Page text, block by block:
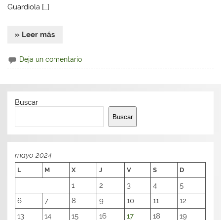
Guardiola […]
» Leer más
Deja un comentario
Buscar
Buscar
mayo 2024
L M X J V S D
1 2 3 4
5
6
7 8 9 10 11
12
13
14 15 16 17 18 19